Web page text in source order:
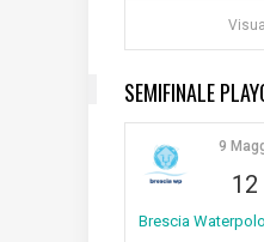
SEMIFINALE
9
12
Brescia